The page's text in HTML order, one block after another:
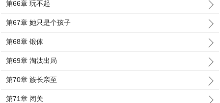
第66章 玩不起
第67章 她只是个孩子
第68章 锻体
第69章 淘汰出局
第70章 族长亲至
第71章 闭关